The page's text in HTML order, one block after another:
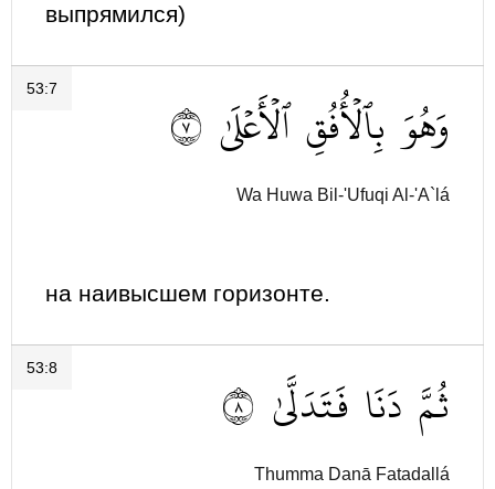
выпрямился)
53:7 وَهُوَ بِٱلۡأُفُقِ ٱلۡأَعۡلَىٰ ٧
Wa Huwa Bil-'Ufuqi Al-'A`lá
на наивысшем горизонте.
53:8 ثُمَّ دَنَا فَتَدَلَّىٰ ٨
Thumma Danā Fatadallá